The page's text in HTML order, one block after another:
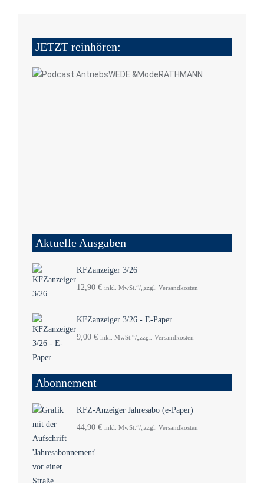
JETZT reinhören:
Aktuelle Ausgaben
KFZanzeiger 3/26
12,90 € inkl. MwSt.“/„zzgl. Versandkosten
KFZanzeiger 3/26 - E-Paper
9,00 € inkl. MwSt.“/„zzgl. Versandkosten
Abonnement
KFZ-Anzeiger Jahresabo (e-Paper)
44,90 € inkl. MwSt.“/„zzgl. Versandkosten